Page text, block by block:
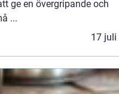
ge en övergripande och
...
17 juli